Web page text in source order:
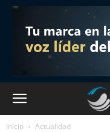
Inicio Actualidad